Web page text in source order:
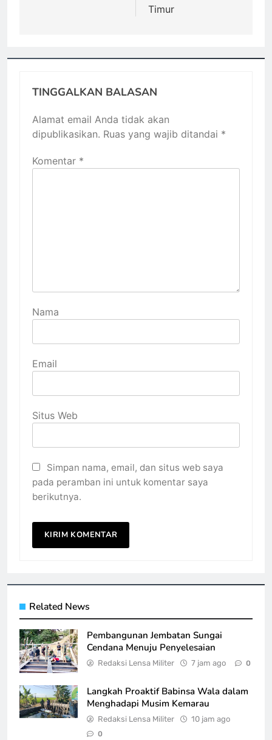
Timur
TINGGALKAN BALASAN
Alamat email Anda tidak akan
dipublikasikan. Ruas yang wajib ditandai *
Komentar *
Nama
Email
Situs Web
Simpan nama, email, dan situs web saya
pada peramban ini untuk komentar saya
berikutnya.
Related News
Pembangunan Jembatan Sungai
Cendana Menuju Penyelesaian
Redaksi Lensa Militer 7 jam ago 0
Langkah Proaktif Babinsa Wala dalam
Menghadapi Musim Kemarau
Redaksi Lensa Militer 10 jam ago
0